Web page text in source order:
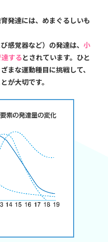
発達には、めまぐるしいも
感覚器など）の発達は、小
するとされています。ひと
まな運動種目に挑戦して、
が大切です。